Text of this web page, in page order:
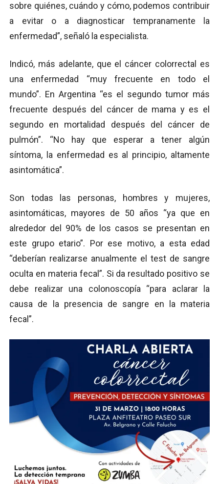
sobre quiénes, cuándo y cómo, podemos contribuir
a evitar o a diagnosticar tempranamente la
enfermedad”, señaló la especialista.
Indicó, más adelante, que el cáncer colorrectal es
una enfermedad “muy frecuente en todo el
mundo”. En Argentina “es el segundo tumor más
frecuente después del cáncer de mama y es el
segundo en mortalidad después del cáncer de
pulmón”. “No hay que esperar a tener algún
síntoma, la enfermedad es al principio, altamente
asintomática”.
Son todas las personas, hombres y mujeres,
asintomáticas, mayores de 50 años “ya que en
alrededor del 90% de los casos se presentan en
este grupo etario”. Por ese motivo, a esta edad
“deberían realizarse anualmente el test de sangre
oculta en materia fecal”. Si da resultado positivo se
debe realizar una colonoscopía “para aclarar la
causa de la presencia de sangre en la materia
fecal”.